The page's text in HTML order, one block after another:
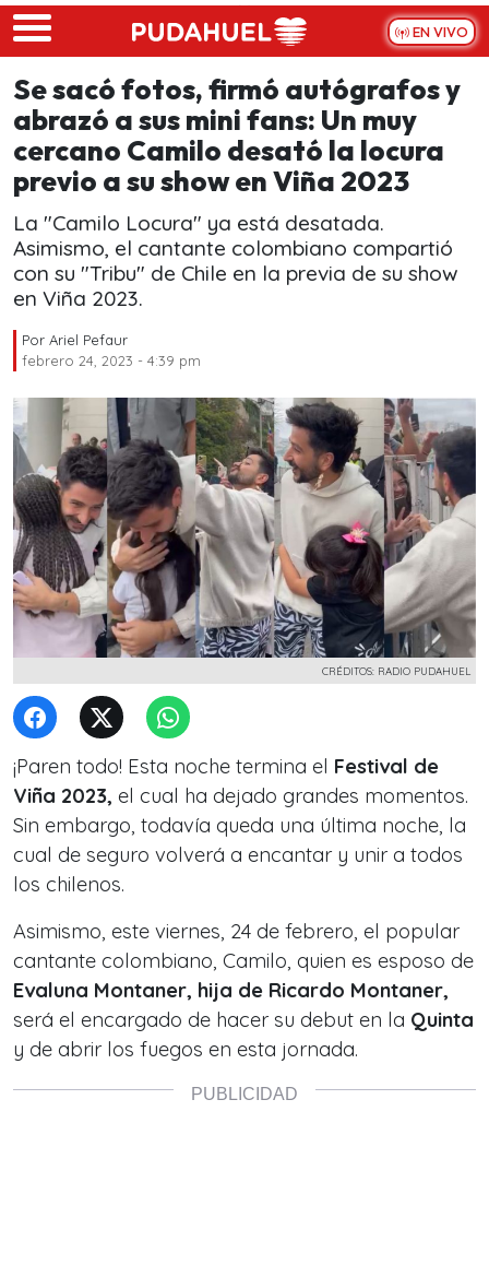
Skip to main content
EN VIVO
Se sacó fotos, firmó autógrafos y
abrazó a sus mini fans: Un muy
cercano Camilo desató la locura
previo a su show en Viña 2023
La "Camilo Locura" ya está desatada.
Asimismo, el cantante colombiano compartió
con su "Tribu" de Chile en la previa de su show
en Viña 2023.
Por Ariel Pefaur
febrero 24, 2023 - 4:39 pm
CRÉDITOS: RADIO PUDAHUEL
¡Paren todo! Esta noche termina el Festival de
Viña 2023, el cual ha dejado grandes momentos.
Sin embargo, todavía queda una última noche, la
cual de seguro volverá a encantar y unir a todos
los chilenos.
Asimismo, este viernes, 24 de febrero, el popular
cantante colombiano, Camilo, quien es esposo de
Evaluna Montaner, hija de Ricardo Montaner,
será el encargado de hacer su debut en la Quinta
y de abrir los fuegos en esta jornada.